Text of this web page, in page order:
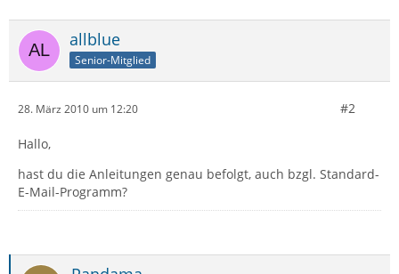
allblue
Senior-Mitglied
28. März 2010 um 12:20 #2
Hallo,
hast du die Anleitungen genau befolgt, auch bzgl. Standard-
E-Mail-Programm?